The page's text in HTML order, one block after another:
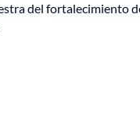
del fortalecimiento